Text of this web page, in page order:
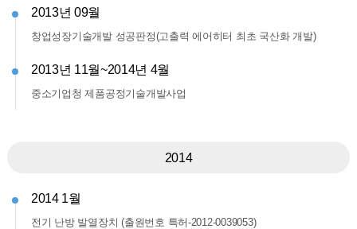
2013년 09월
창업성장기술개발 성공판정(고출력 에어히터 최초 국산화 개발)
2013년 11월~2014년 4월
중소기업청 제품공정기술개발사업
2014
2014 1월
전기 난방 발열장치 (출원번호 특허-2012-0039053)